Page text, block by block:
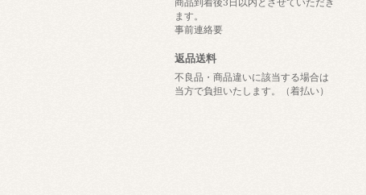
ます。
事前連絡要
返品送料
不良品・商品違いに該当する場合は
当方で負担いたします。（着払い）